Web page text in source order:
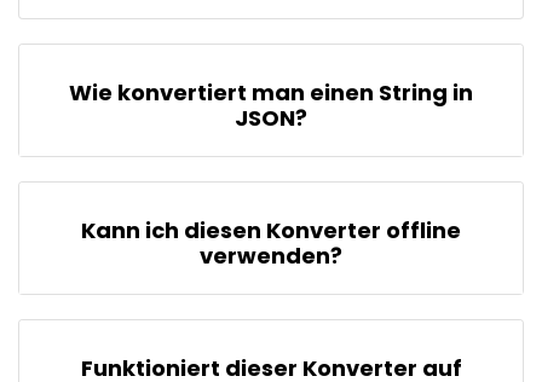
Wie konvertiert man einen String in
JSON?
Kann ich diesen Konverter offline
verwenden?
Funktioniert dieser Konverter auf